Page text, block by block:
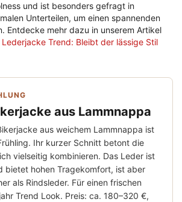
und ist besonders gefragt in
Unterteilen, um einen spannenden
Entdecke mehr dazu in unserem Artikel
Trend: Bleibt der lässige Stil
aus Lammnappa
aus weichem Lammnappa ist
Ihr kurzer Schnitt betont die
vielseitig kombinieren. Das Leder ist
bietet hohen Tragekomfort, ist aber
als Rindsleder. Für einen frischen
Trend Look. Preis: ca. 180–320 €,